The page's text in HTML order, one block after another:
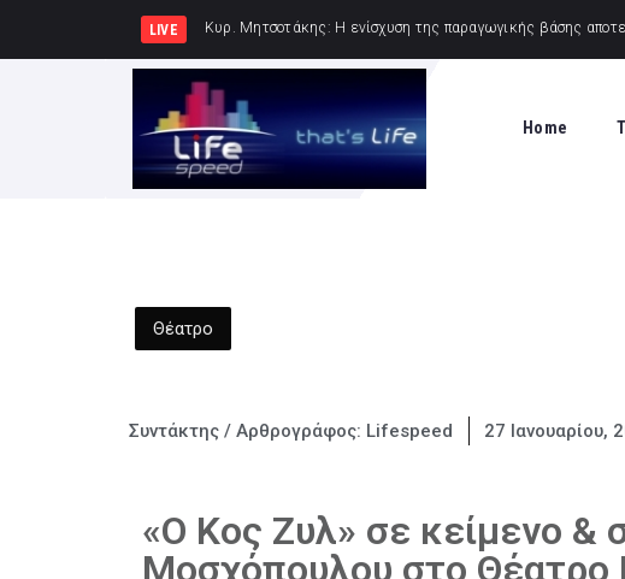
LIVE Κυρ. Μητσοτάκης: Η
Home
Θέατρο
Συντάκτης / Αρθρογράφος: Lifespeed 27 Ιανουαρίου,
«Ο Κος Ζυλ» σε κείμενο &
Μοσχόπουλου στο Θέατρο